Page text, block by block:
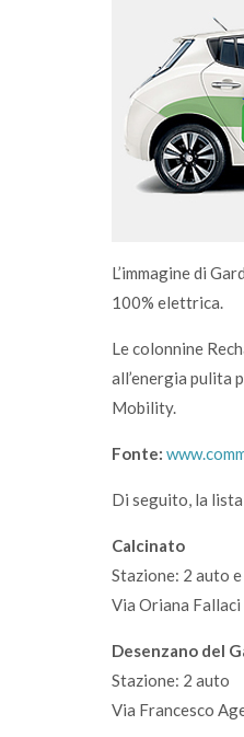
L’immagine di
100% elettrica.
Le colonnine
all’energia pulita
Mobility.
Fonte:
Di seguito, la
Calcinato
Stazione: 2 auto
Via Oriana Fallaci
Desenzano del
Stazione: 2 auto
Via Francesco